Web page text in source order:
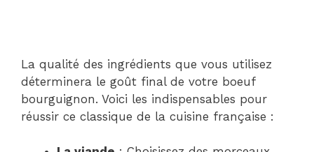
La qualité des ingrédients que vous utilisez
déterminera le goût final de votre boeuf
bourguignon. Voici les indispensables pour
réussir ce classique de la cuisine française :